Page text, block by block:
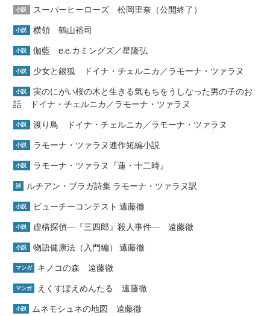
小説 スーパーヒーローズ 松岡里奈（公開終了）
小説 横領 鶴山裕司
小説 伽藍 e.e.カミングズ／星隆弘
小説 少女と銀狐 ドイナ・チェルニカ／ラモーナ・ツァラヌ
小説
実のにがい桜の木と生きる気もちをうしなった男の子のお
話 ドイナ・チェルニカ／ラモーナ・ツァラヌ
小説 渡り鳥 ドイナ・チェルニカ／ラモーナ・ツァラヌ
小説 ラモーナ・ツァラヌ連作短編小説
小説 ラモーナ・ツァラヌ『蓮・十二時』
詩 ルチアン・ブラガ詩集 ラモーナ・ツァラヌ訳
小説 ビューチーコンテスト 遠藤徹
小説 虚構探偵―『三四郎』殺人事件― 遠藤徹
小説 物語健康法（入門編） 遠藤徹
マンガ キノコの森 遠藤徹
マンガ えくすぽえめんたる 遠藤徹
小説 ムネモシュネの地図 遠藤徹